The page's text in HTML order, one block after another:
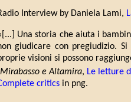
Interview by Daniela Lami,
Una storia che aiuta i
giudicare con pregiudizio.
visioni si possono
Mirabasso e Altamira, Le letture
critics in png.